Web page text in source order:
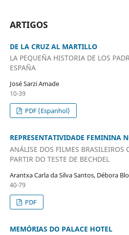
ARTIGOS
DE LA CRUZ AL MARTILLO
LA PEQUEÑA HISTORIA DE LOS
ESPAÑA
José Sarzi Amade
10-39
PDF (Espanhol)
REPRESENTATIVIDADE FEMININA
ANÁLISE DOS FILMES BRASILEIROS
PARTIR DO TESTE DE BECHDEL
Arantxa Carla da Silva Santos, Débora
40-79
PDF
MEMÓRIAS DO PALACE HOTEL